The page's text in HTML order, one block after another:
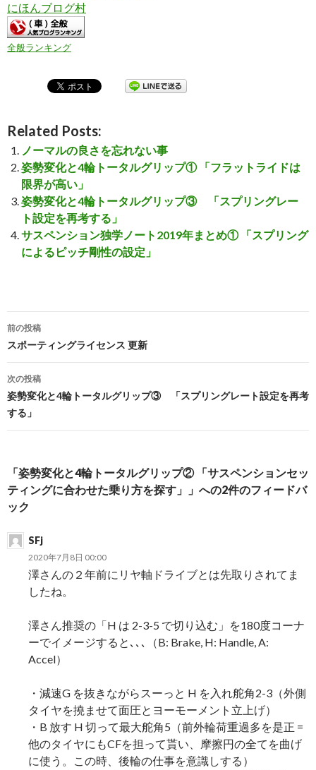
にほんブログ村
全般ランキング
Related Posts:
ノーマルの良さを忘れない事
姿勢変化と4輪トータルグリップ① 「フラットライドは
限界が高い」
姿勢変化と4輪トータルグリップ③ 「スプリングレー
ト設定を再考する」
サスペンション独学ノート2019年まとめ① 「スプリング
によるピッチ剛性の設定」
投
稿
ナ
ビ
ー
シ
ン
前の投稿
スポーティングライセンス 更新
次の投稿
姿勢変化と4輪トータルグリップ③ 「スプリングレート設定を再考
する」
「姿勢変化と4輪トータルグリップ② 「サスペンションセッ
ティングに合わせた乗り方を探す」」への2件のフィードバ
ック
SFj
2020年7月8日 00:00
澤さんの２年前にリヤ軸ドライブとは先取りされてま
したね。
澤さん推奨の「H は 2-3-5 で切り込む」を180度コーナ
ーでイメージすると､､､（B: Brake, H: Handle, A:
Accel）
・減速G を抜きながらスーっと H を入れ舵角2-3（外側
タイヤを撓ませて面圧とヨーモーメント立上げ）
・B 放す H 切って最大舵角5（前外輪荷重過多を是正 =
他のタイヤにもCFを担って貰い、摩擦円の全てを曲げ
に使う。この時、後輪の仕事を意識しする）